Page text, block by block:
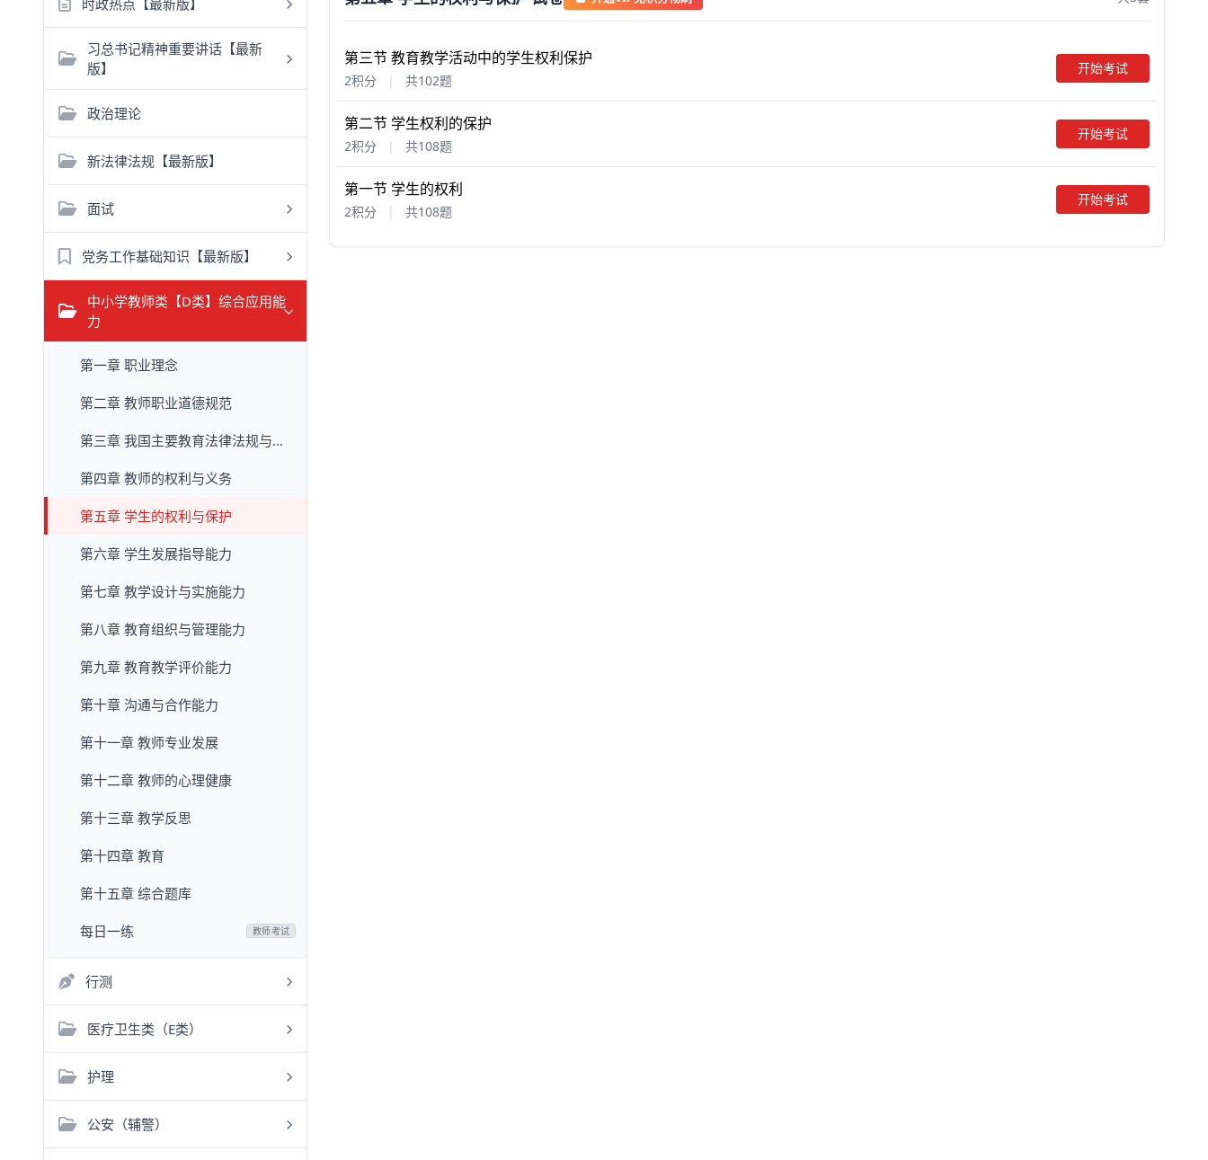
时政热点【最新版】
习总书记精神重要讲话【最新
版】
政治理论
新法律法规【最新版】
面试
党务工作基础知识【最新版】
中小学教师类【D类】综合应用能
力
第一章 职业理念
第二章 教师职业道德规范
第三章 我国主要教育法律法规与政策
第四章 教师的权利与义务
第五章 学生的权利与保护
第六章 学生发展指导能力
第七章 教学设计与实施能力
第八章 教育组织与管理能力
第九章 教育教学评价能力
第十章 沟通与合作能力
第十一章 教师专业发展
第十二章 教师的心理健康
第十三章 教学反思
第十四章 教育
第十五章 综合题库
每日一练 教师考试
行测
医疗卫生类（E类）
护理
公安（辅警）
第三节 教育教学活动中的学生权利保护
2积分 | 共102题
开始考试
第二节 学生权利的保护
2积分 | 共108题
开始考试
第一节 学生的权利
2积分 | 共108题
开始考试